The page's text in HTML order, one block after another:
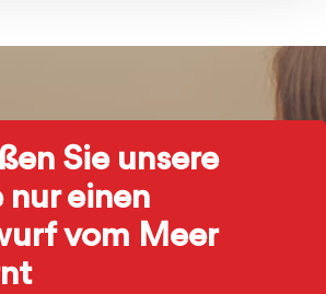
Sie unsere
nur einen
vom Meer